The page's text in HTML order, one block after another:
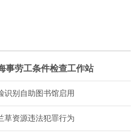
事劳工条件检查工作站
识别自助图书馆启用
草资源违法犯罪行为